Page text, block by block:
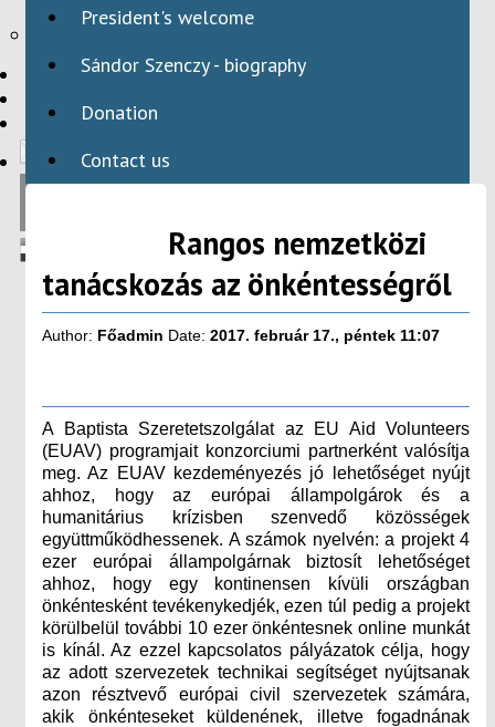
HBAID
INTERNATIONAL PROGRAMS
President's welcome
Sándor Szenczy - biography
Donation
Contact us
Rangos nemzetközi
tanácskozás az önkéntességről
Author: Főadmin Date: 2017. február 17., péntek 11:07
A Baptista Szeretetszolgálat az EU Aid Volunteers
(EUAV) programjait konzorciumi partnerként valósítja
meg. Az EUAV kezdeményezés jó lehetőséget nyújt
ahhoz, hogy az európai állampolgárok és a
humanitárius krízisben szenvedő közösségek
együttműködhessenek. A számok nyelvén: a projekt 4
ezer európai állampolgárnak biztosít lehetőséget
ahhoz, hogy egy kontinensen kívüli országban
önkéntesként tevékenykedjék, ezen túl pedig a projekt
körülbelül további 10 ezer önkéntesnek online munkát
is kínál. Az ezzel kapcsolatos pályázatok célja, hogy
az adott szervezetek technikai segítséget nyújtsanak
azon résztvevő európai civil szervezetek számára,
akik önkénteseket küldenének, illetve fogadnának